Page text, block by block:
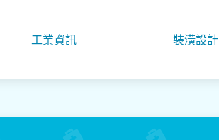
工業資訊 裝潢設計